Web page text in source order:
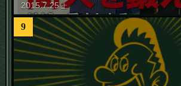
2015.7.25 土
9